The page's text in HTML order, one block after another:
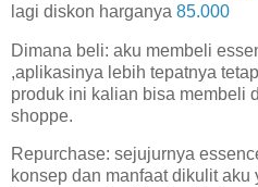
lagi diskon harganya 85.000
Dimana beli: aku membeli
,aplikasinya lebih tepatnya
produk ini kalian bisa membeli
shoppe.
Repurchase: sejujurnya
konsep dan manfaat dikulit aku